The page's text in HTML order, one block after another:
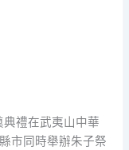
禮在武夷山中華
市同時舉辦朱子祭